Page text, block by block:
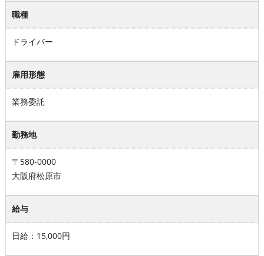
職種
ドライバー
雇用形態
業務委託
勤務地
〒580-0000
大阪府松原市
給与
日給：15,000円